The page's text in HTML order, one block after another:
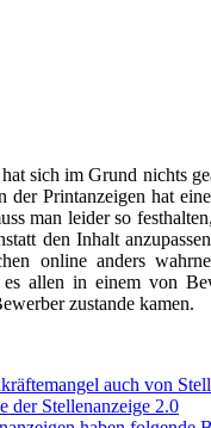
sich im Grund nichts
der Printanzeigen hat
man leider so
den Inhalt
online anders
allen in einem von
zustande kamen.
auch von
der Stellenanzeige 2.0